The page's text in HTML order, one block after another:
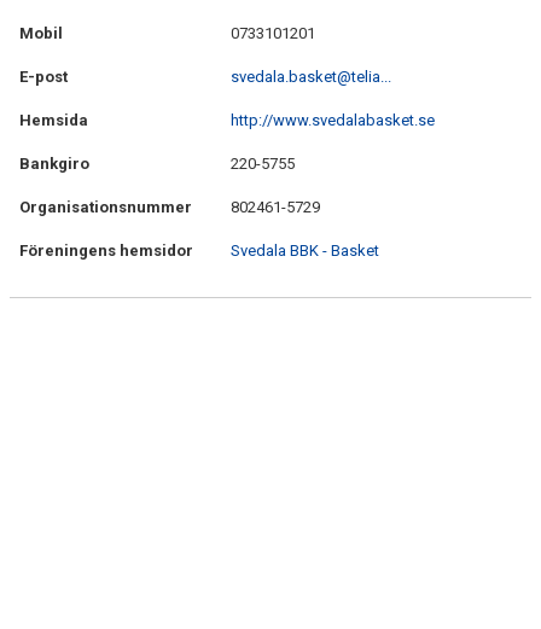
FÖR TRÄNARE
Mobil 0733101201
E-post svedala.basket@telia...
Hemsida http://www.svedalabasket.se
Bankgiro 220-5755
Organisationsnummer 802461-5729
Föreningens hemsidor Svedala BBK - Basket